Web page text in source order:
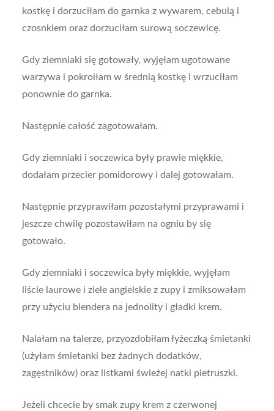
kostkę i dorzuciłam do garnka z wywarem, cebulą i
czosnkiem oraz dorzuciłam surową soczewicę.
Gdy ziemniaki się gotowały, wyjęłam ugotowane
warzywa i pokroiłam w średnią kostkę i wrzuciłam
ponownie do garnka.
Następnie całość zagotowałam.
Gdy ziemniaki i soczewica były prawie miękkie,
dodałam przecier pomidorowy i dalej gotowałam.
Następnie przyprawiłam pozostałymi przyprawami i
jeszcze chwilę pozostawiłam na ogniu by się
gotowało.
Gdy ziemniaki i soczewica były miękkie, wyjęłam
liście laurowe i ziele angielskie z zupy i zmiksowałam
przy użyciu blendera na jednolity i gładki krem.
Nalałam na talerze, przyozdobiłam łyżeczką śmietanki
(użyłam śmietanki bez żadnych dodatków,
zagęstników) oraz listkami świeżej natki pietruszki.
Jeżeli chcecie by smak zupy krem z czerwonej